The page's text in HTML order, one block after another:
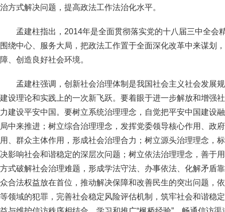
治方式解决问题，提高政法工作法治化水平。
孟建柱指出，2014年是全面贯彻落实党的十八届三中全会
围绕中心、服务大局，把政法工作置于全面深化改革中来谋划
障、创造良好社会环境。
孟建柱强调，创新社会治理体制是我国社会主义社会发展
建设理论和实践上的一次新飞跃。要着眼于进一步解放和增强
力建设平安中国。要树立系统治理理念，自觉把平安中国建设
局中来推进；树立综合治理理念，发挥党委领导核心作用、政
用、群众主体作用，形成社会治理合力；树立源头治理理念，
决影响社会和谐稳定的深层次问题；树立依法治理理念，善于
方式破解社会治理难题，形成学法守法、办事依法、化解矛盾
众合法权益放在首位，推动解决保障和改善民生的突出问题，
等领域的犯罪，完善社会稳定风险评估机制，筑牢社会和谐稳